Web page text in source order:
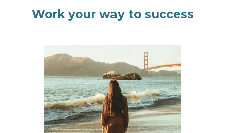
Work your way to success